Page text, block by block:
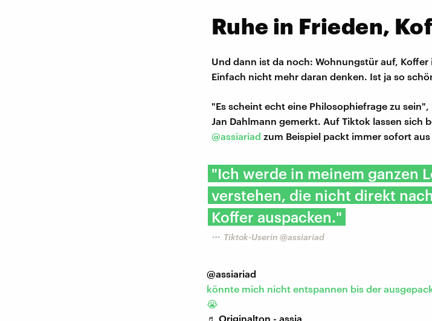
Ruhe in Frieden,
Und dann ist da noch: Wohnungstür auf,
Einfach nicht mehr daran denken. Ist ja so
"Es scheint echt eine Philosophiefrage zu
Jan Dahlmann gemerkt. Auf Tiktok lassen sich
@assiariad zum Beispiel packt immer sofort
"Ich werde in meinem ganzen
verstehen, die nicht direkt
Koffer auspacken."
Tiktok-Userin @assiariad
@assiariad
könnte mich nicht entspannen bis der
😭
♬ Originalton - assia